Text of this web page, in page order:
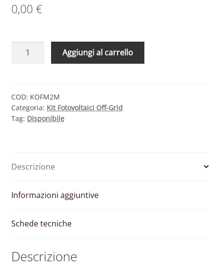
0,00 €
FOTOVOLTAICO
3KW
24V
CON
1
quantità
Aggiungi al carrello
COD: KOFM2M
Categoria: Kit Fotovoltaici Off-Grid
Tag: Disponibile
Descrizione
Informazioni aggiuntive
Schede tecniche
Descrizione